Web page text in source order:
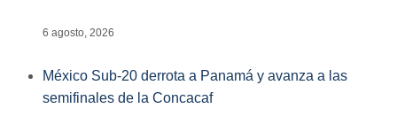
6 agosto, 2026
México Sub-20 derrota a Panamá y avanza a las
semifinales de la Concacaf